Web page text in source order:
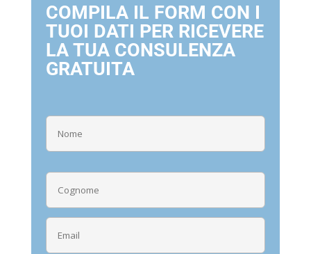
COMPILA IL FORM CON I
TUOI DATI PER RICEVERE
LA TUA CONSULENZA
GRATUITA